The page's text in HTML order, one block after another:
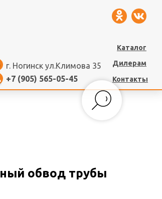
г. Ногинск ул.Климова 35
+7 (905) 565-05-45
Дилерам
Контакты
Каталог
обвод трубы